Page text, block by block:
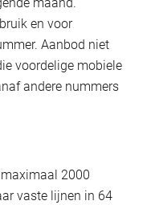
en voor
Aanbod niet
voordelige mobiele
andere nummers
2000
vaste lijnen in 64